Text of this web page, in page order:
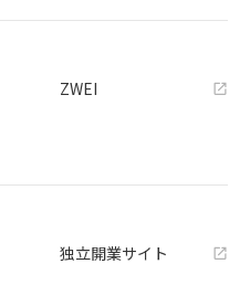
ZWEI
独立開業サイト